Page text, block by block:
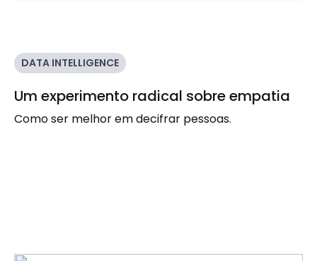
DATA INTELLIGENCE
Um experimento radical sobre empatia
Como ser melhor em decifrar pessoas.